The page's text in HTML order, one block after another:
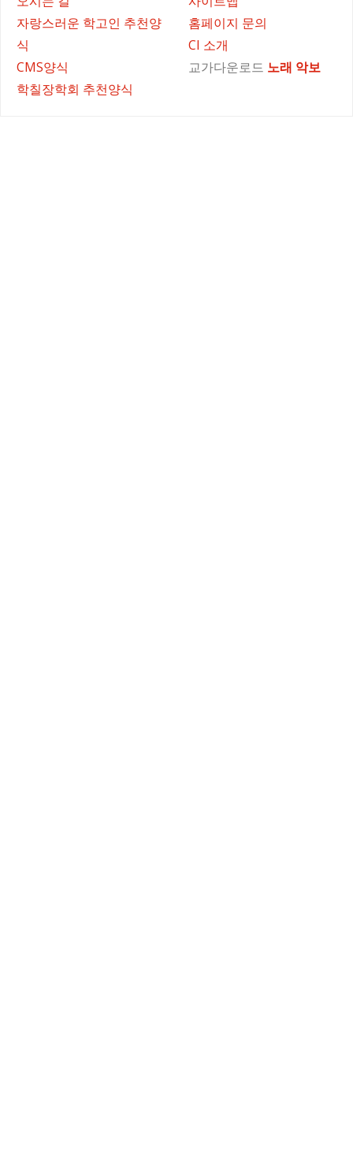
자랑스러운 학고인 추천양
식
CMS양식
학칠장학회 추천양식
홈페이지 문의
CI 소개
교가다운로드 노래 악보